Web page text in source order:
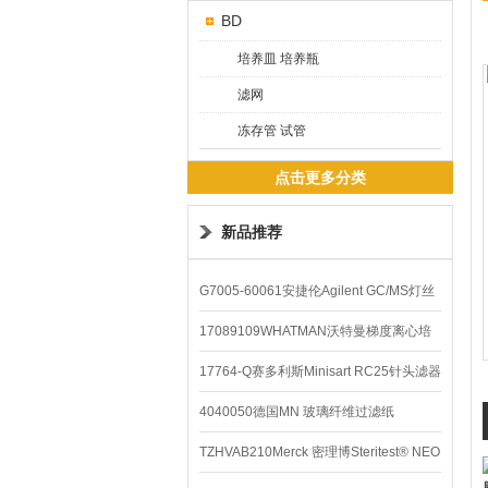
BD
培养皿 培养瓶
滤网
冻存管 试管
点击更多分类
新品推荐
G7005-60061安捷伦Agilent GC/MS灯丝
配件
17089109WHATMAN沃特曼梯度离心培
养基
17764-Q赛多利斯Minisart RC25针头滤器
4040050德国MN 玻璃纤维过滤纸
TZHVAB210Merck 密理博Steritest® NEO